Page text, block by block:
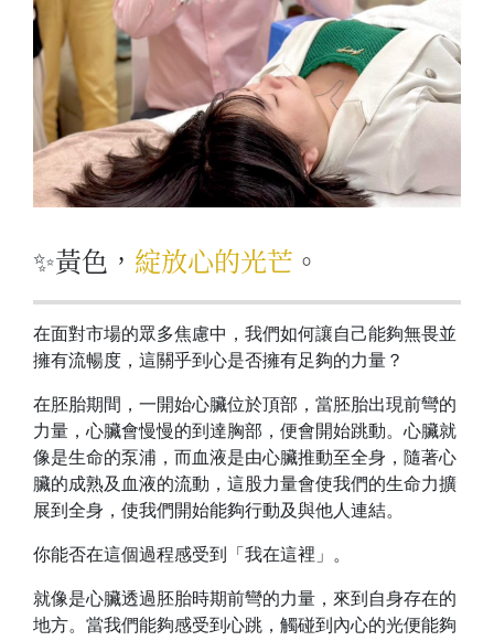
✨黃色， 綻放心的光芒 。
在面對市場的眾多焦慮中，我們如何讓自己能夠無畏並
擁有流暢度，這關乎到心是否擁有足夠的力量？
在胚胎期間，一開始心臟位於頂部，當胚胎出現前彎的
力量，心臟會慢慢的到達胸部，便會開始跳動。心臟就
像是生命的泵浦，而血液是由心臟推動至全身，隨著心
臟的成熟及血液的流動，這股力量會使我們的生命力擴
展到全身，使我們開始能夠行動及與他人連結。
你能否在這個過程感受到「我在這裡」。
就像是心臟透過胚胎時期前彎的力量，來到自身存在的
地方。當我們能夠感受到心跳，觸碰到內心的光便能夠